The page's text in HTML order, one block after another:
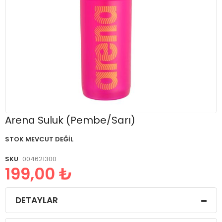
Arena Suluk (Pembe/Sarı)
STOK MEVCUT DEĞIL
SKU 004621300
199,00 ₺
Resim
başlangıcına
DETAYLAR